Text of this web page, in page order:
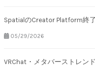
SpatialのCreator Platform終
05/29/2026
VRChat・メタバーストレン